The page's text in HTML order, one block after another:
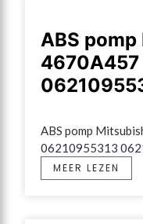
ABS
4670A457
ABS pomp
06210955313
MEER LEZEN